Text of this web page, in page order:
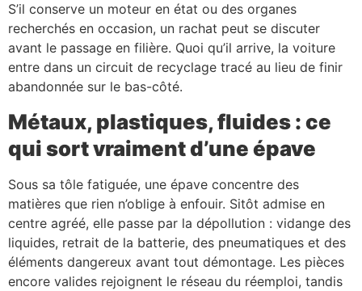
S’il conserve un moteur en état ou des organes
recherchés en occasion, un rachat peut se discuter
avant le passage en filière. Quoi qu’il arrive, la voiture
entre dans un circuit de recyclage tracé au lieu de finir
abandonnée sur le bas-côté.
Métaux, plastiques, fluides : ce
qui sort vraiment d’une épave
Sous sa tôle fatiguée, une épave concentre des
matières que rien n’oblige à enfouir. Sitôt admise en
centre agréé, elle passe par la dépollution : vidange des
liquides, retrait de la batterie, des pneumatiques et des
éléments dangereux avant tout démontage. Les pièces
encore valides rejoignent le réseau du réemploi, tandis